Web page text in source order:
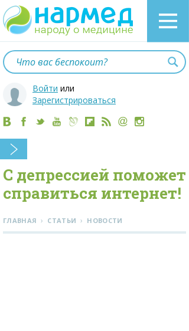
Войти или
Зарегистрироваться
С депрессией поможет
справиться интернет!
ГЛАВНАЯ › СТАТЬИ › НОВОСТИ